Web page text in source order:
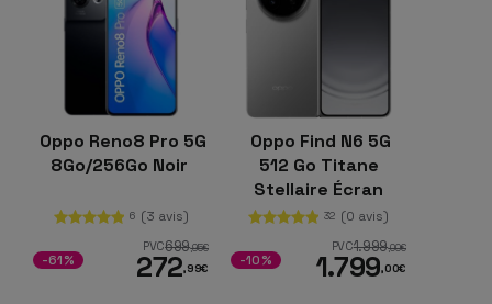
Oppo Reno8 Pro 5G
8Go/256Go Noir
6 (3 avis)
PVC699,95€
272,99€
-61%
Oppo Find N6 5G
512 Go Titane
Stellaire Écran
pliable 16 Go de RAM
Processeur
Snapdragon
32 (0 avis)
PVC1.999,00€
1.799,00€
-10%